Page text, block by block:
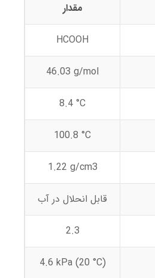
مقدار
HCOOH
46.03 g/mol
8.4 °C
100.8 °C
1.22 g/cm3
قابل انحلال در آب
2.3
4.6 kPa (20 °C)